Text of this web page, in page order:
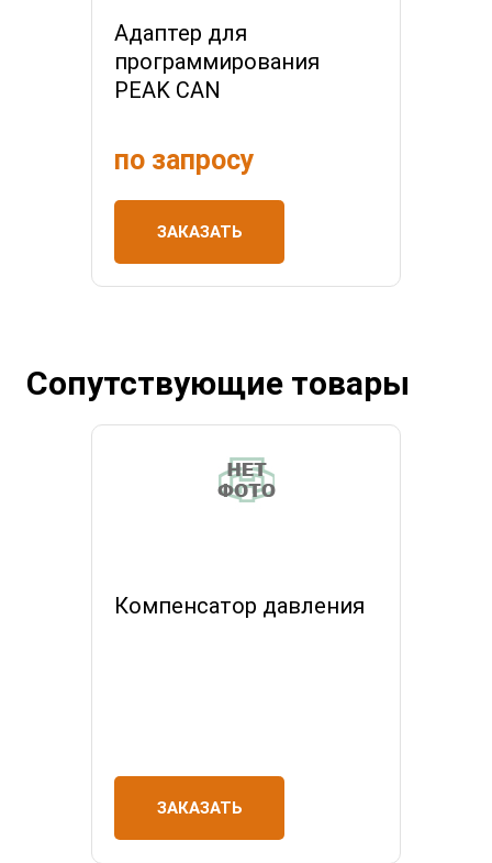
Адаптер для
программирования
PEAK CAN
по запросу
ЗАКАЗАТЬ
Сопутствующие товары
Компенсатор давления
ЗАКАЗАТЬ